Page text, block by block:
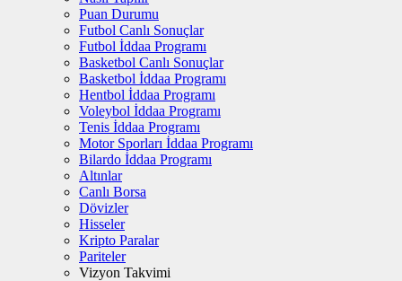
Puan Durumu
Futbol Canlı Sonuçlar
Futbol İddaa Programı
Basketbol Canlı Sonuçlar
Basketbol İddaa Programı
Hentbol İddaa Programı
Voleybol İddaa Programı
Tenis İddaa Programı
Motor Sporları İddaa Programı
Bilardo İddaa Programı
Altınlar
Canlı Borsa
Dövizler
Hisseler
Kripto Paralar
Pariteler
Vizyon Takvimi